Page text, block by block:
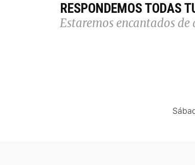
RESPONDEMOS TODAS
Estaremos encantados de